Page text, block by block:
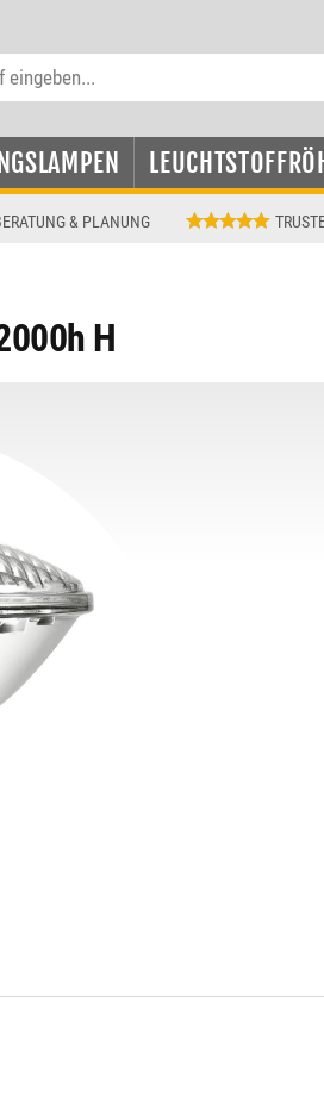
& PLANUNG
H